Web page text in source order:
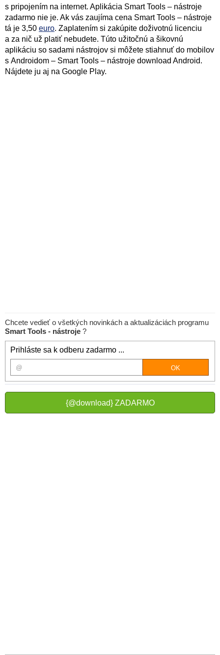
s pripojením na internet. Aplikácia Smart Tools – nástroje
zadarmo nie je. Ak vás zaujíma cena Smart Tools – nástroje
tá je 3,50 euro. Zaplatením si zakúpite doživotnú licenciu
a za nič už platiť nebudete. Túto užitočnú a šikovnú
aplikáciu so sadami nástrojov si môžete stiahnuť do mobilov
s Androidom – Smart Tools – nástroje download Android.
Nájdete ju aj na Google Play.
Chcete vedieť o všetkých novinkách a aktualizáciách programu
Smart Tools - nástroje ?
Prihláste sa k odberu zadarmo ...
{@download} ZADARMO